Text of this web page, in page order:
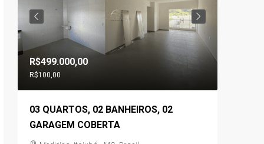
R$499.000,00
R$100,00
03 QUARTOS, 02 BANHEIROS, 02
GARAGEM COBERTA